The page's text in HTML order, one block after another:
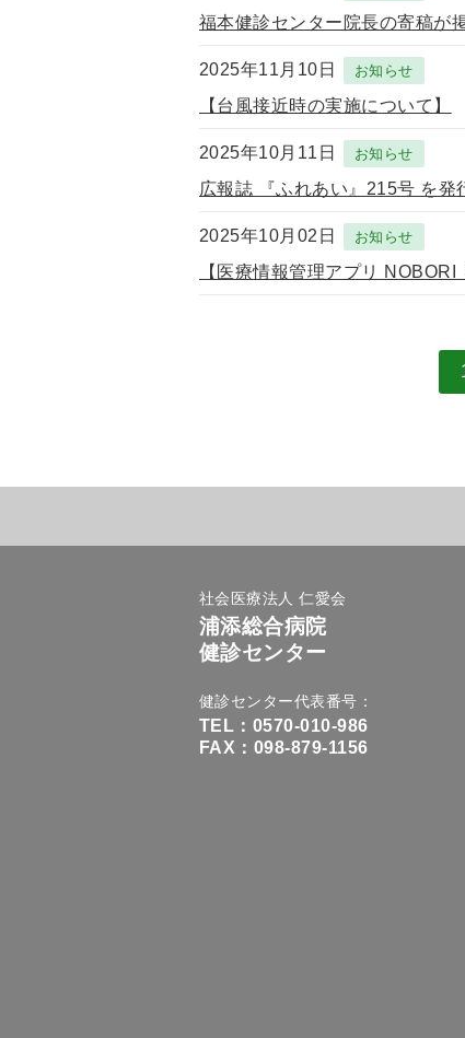
福本健診センター院長の寄稿が
2025年11月10日 お知らせ
【台風接近時の実施について】
2025年10月11日 お知らせ
広報誌 『ふれあい』215号 を発
2025年10月02日 お知らせ
【医療情報管理アプリ
社会医療法人 仁愛会
浦添総合病院
健診センター
健診センター代表番号
TEL：0570-010-986
FAX：098-879-1156